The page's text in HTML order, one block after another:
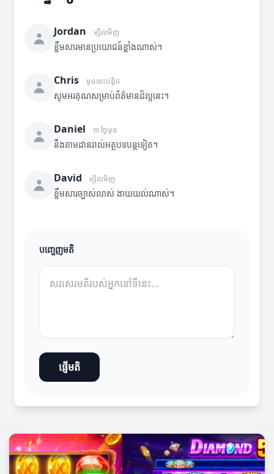
Jordan ម្សិលមិញ
ខ្លឹមសារមានប្រយោជន៍ខ្លាំងណាស់។
Chris មុននេះបន្តិច
សូមអរគុណសម្រាប់ព័ត៌មានដ៏ល្អនេះ។
Daniel ៣ ថ្ងៃមុន
នឹងតាមដានរាល់អត្ថបទបន្តទៀត។
David ម្សិលមិញ
ខ្លឹមសារច្បាស់លាស់ ងាយយល់ណាស់។
បញ្ចេញមតិ
ផ្ញើមតិ